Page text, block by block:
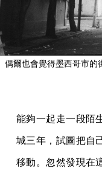
偶爾也會覺得墨西哥市的
能夠一起走一段陌
城三年，試圖把自
移動。忽然發現在